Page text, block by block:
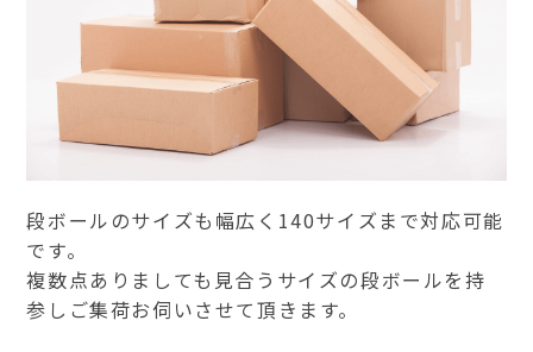
段ボールのサイズも幅広く140サイズまで対応可能
です。
複数点ありましても見合うサイズの段ボールを持
参しご集荷お伺いさせて頂きます。